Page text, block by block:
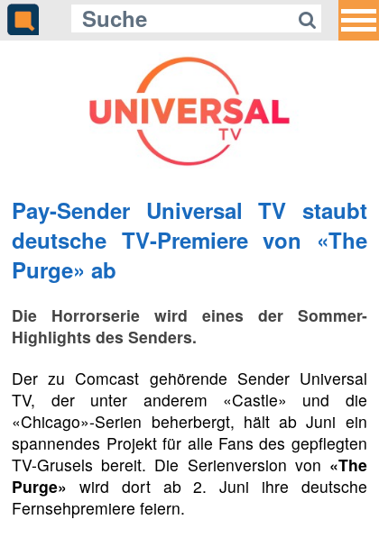
Pay-Sender Universal TV staubt
deutsche TV-Premiere von «The
Purge» ab
Die Horrorserie wird eines der Sommer-
Highlights des Senders.
Der zu Comcast gehörende Sender Universal
TV, der unter anderem «Castle» und die
«Chicago»-Serien beherbergt, hält ab Juni ein
spannendes Projekt für alle Fans des gepflegten
TV-Grusels bereit. Die Serienversion von «The
Purge» wird dort ab 2. Juni ihre deutsche
Fernsehpremiere feiern.